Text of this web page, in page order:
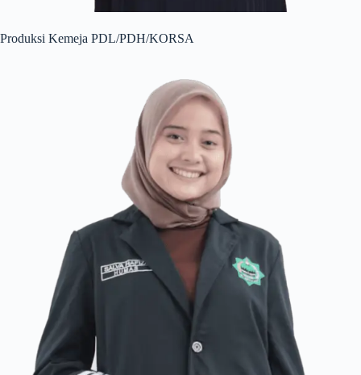
Produksi Kemeja PDL/PDH/KORSA